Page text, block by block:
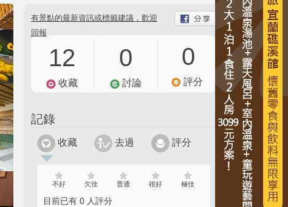
有景點的最新資訊或標籤建議，歡迎
回報
12
收藏
0
討論
0
評分
記錄
收藏 去過 評分
不好 欠佳 普通 很好 極佳
目前已有 0 人評分